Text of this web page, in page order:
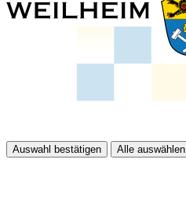
Auswahl bestätigen Alle auswählen